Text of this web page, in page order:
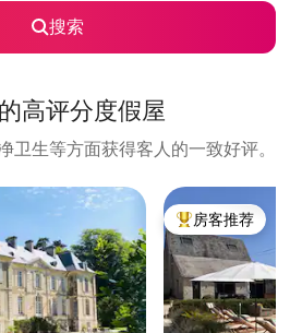
搜索
高评分度假屋
卫生等方面获得客人的一致好评。
热门「房客推荐」
房客推荐